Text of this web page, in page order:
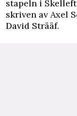
stapeln i
skriven av Axel
David Strääf.